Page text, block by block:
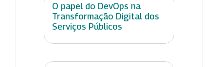
O papel do DevOps na
Transformação Digital dos
Serviços Públicos